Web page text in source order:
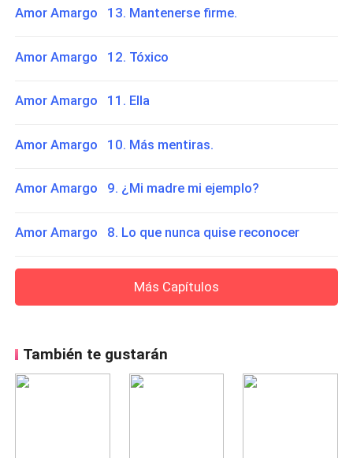
Amor Amargo 13. Mantenerse firme.
Amor Amargo 12. Tóxico
Amor Amargo 11. Ella
Amor Amargo 10. Más mentiras.
Amor Amargo 9. ¿Mi madre mi ejemplo?
Amor Amargo 8. Lo que nunca quise reconocer
Más Capítulos
También te gustarán